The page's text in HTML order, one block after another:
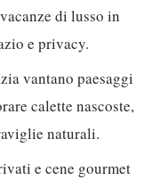
di lusso in
e privacy.
vantano paesaggi
calette nascoste,
naturali.
e cene gourmet